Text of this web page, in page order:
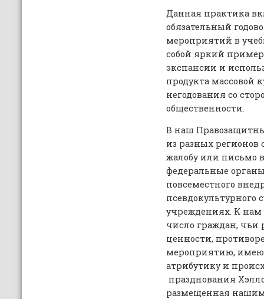
Данная практика
обязательный
мероприятий в
собой яркий
экспансии и
продукта массовой
негодования со
общественности.
В наш
из разных регионов
жалобу или письмо
федеральные
повсеместного
псевдокультурного
учреждениях. К нам
число граждан, чьи
ценности,
мероприятию,
атрибутику и
празднования
размещенная